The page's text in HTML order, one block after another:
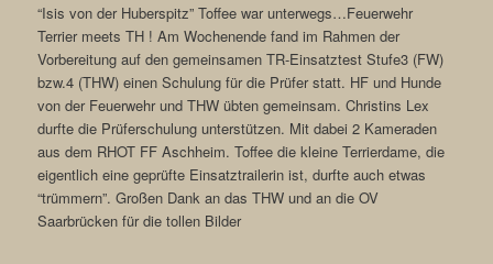
“Isis von der Huberspitz” Toffee war unterwegs…Feuerwehr
Terrier meets TH ! Am Wochenende fand im Rahmen der
Vorbereitung auf den gemeinsamen TR-Einsatztest Stufe3 (FW)
bzw.4 (THW) einen Schulung für die Prüfer statt. HF und Hunde
von der Feuerwehr und THW übten gemeinsam. Christins Lex
durfte die Prüferschulung unterstützen. Mit dabei 2 Kameraden
aus dem RHOT FF Aschheim. Toffee die kleine Terrierdame, die
eigentlich eine geprüfte Einsatztrailerin ist, durfte auch etwas
“trümmern”. Großen Dank an das THW und an die OV
Saarbrücken für die tollen Bilder